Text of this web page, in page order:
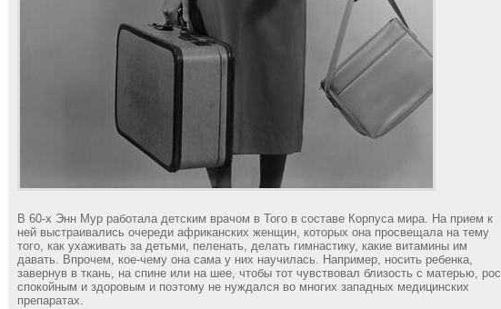
В 60-х Энн Мур работала детским врачом в Того в составе Корпуса мира. На прием к
ней выстраивались очереди африканских женщин, которых она просвещала на тему
того, как ухаживать за детьми, пеленать, делать гимнастику, какие витамины им
давать. Впрочем, кое-чему она сама у них научилась. Например, носить ребенка,
завернув в ткань, на спине или на шее, чтобы тот чувствовал близость с матерью, рос
спокойным и здоровым и поэтому не нуждался во многих западных медицинских
препаратах.